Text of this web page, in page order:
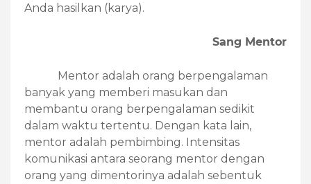
Anda hasilkan (karya).
Sang Mentor
Mentor adalah orang berpengalaman
banyak yang memberi masukan dan
membantu orang berpengalaman sedikit
dalam waktu tertentu. Dengan kata lain,
mentor adalah pembimbing. Intensitas
komunikasi antara seorang mentor dengan
orang yang dimentorinya adalah sebentuk